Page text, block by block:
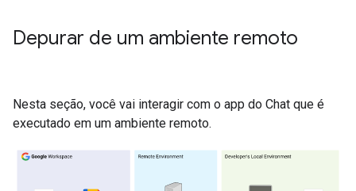
Depurar de um ambiente remoto
Nesta seção, você vai interagir com o app do Chat que é
executado em um ambiente remoto.